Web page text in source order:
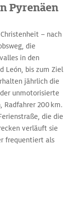
Pyrenäen
– nach
die
in den
León, bis zum Ziel
jährlich die
unmotorisierte
Radfahrer 200 km.
die die
verläuft sie
frequentiert als